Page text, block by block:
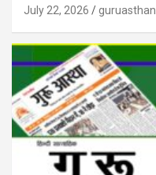
July 22, 2026